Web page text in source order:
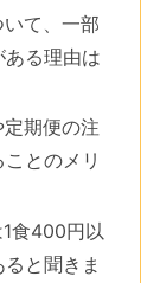
て、一部
る理由は
期便の注
とのメリ
食400円以
と聞きま